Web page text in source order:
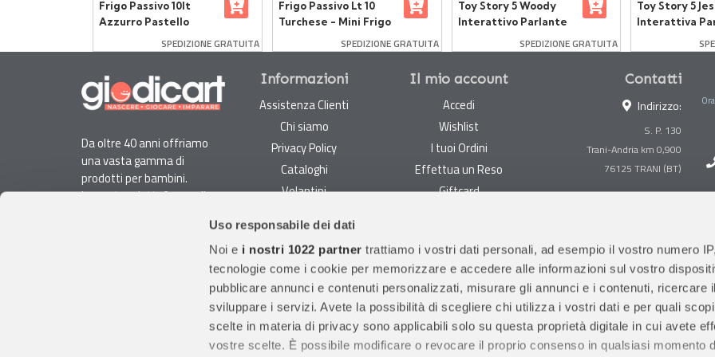
Uso responsabile dei dati
Noi e i nostri 1022 partner trattiamo i vostri dati personali, ad esempio il vostro numero
tecnologie come i cookie per memorizzare e accedere alle informazioni sul vostro
pubblicare annunci e contenuti personalizzati, misurare gli annunci e i contenuti, ricercare
sviluppare i servizi. Avete la possibilità di scegliere chi utilizza i vostri dati e per quali
scelte in materia di privacy sono applicabili solo su questa proprietà digitale in cui avete
vostre scelte. È possibile modificare o revocare il proprio consenso in qualsiasi momento
Frigo Passivo 10lt
Azzurro Pastello
SPEDIZIONE GRATUITA
Frigo Passivo Lt 10
Turchese - Mini Frigo
Resistente
SPEDIZIONE GRATUITA
Toy Story 5 Woody
Interattivo Parlante
SPEDIZIONE GRATUITA
Toy Story 5
Interattiva
Da oltre 40 anni offriamo
una vasta gamma di
prodotti per bambini.
La nostra piattaforma di
ricerca di giocattoli, articoli
per l'infanzia, cancelleria e
Informazioni
Assistenza Clienti
Chi siamo
Privacy Policy
Cataloghi
Volantini
DURC e Tracciabilità
Rilevazione Misure
Radiatori
Il mio account
Accedi
Wishlist
I tuoi Ordini
Effettua un Reso
Giftcard
Garanzie
Condizioni di vendita
Spedizioni e Resi
Pagamenti sicuri
Contatti
Indirizzo:
S. P. 130
Trani-Andria km 0,900
Prima Infanzia: 0883
494858
Orari di apertura al pubblico